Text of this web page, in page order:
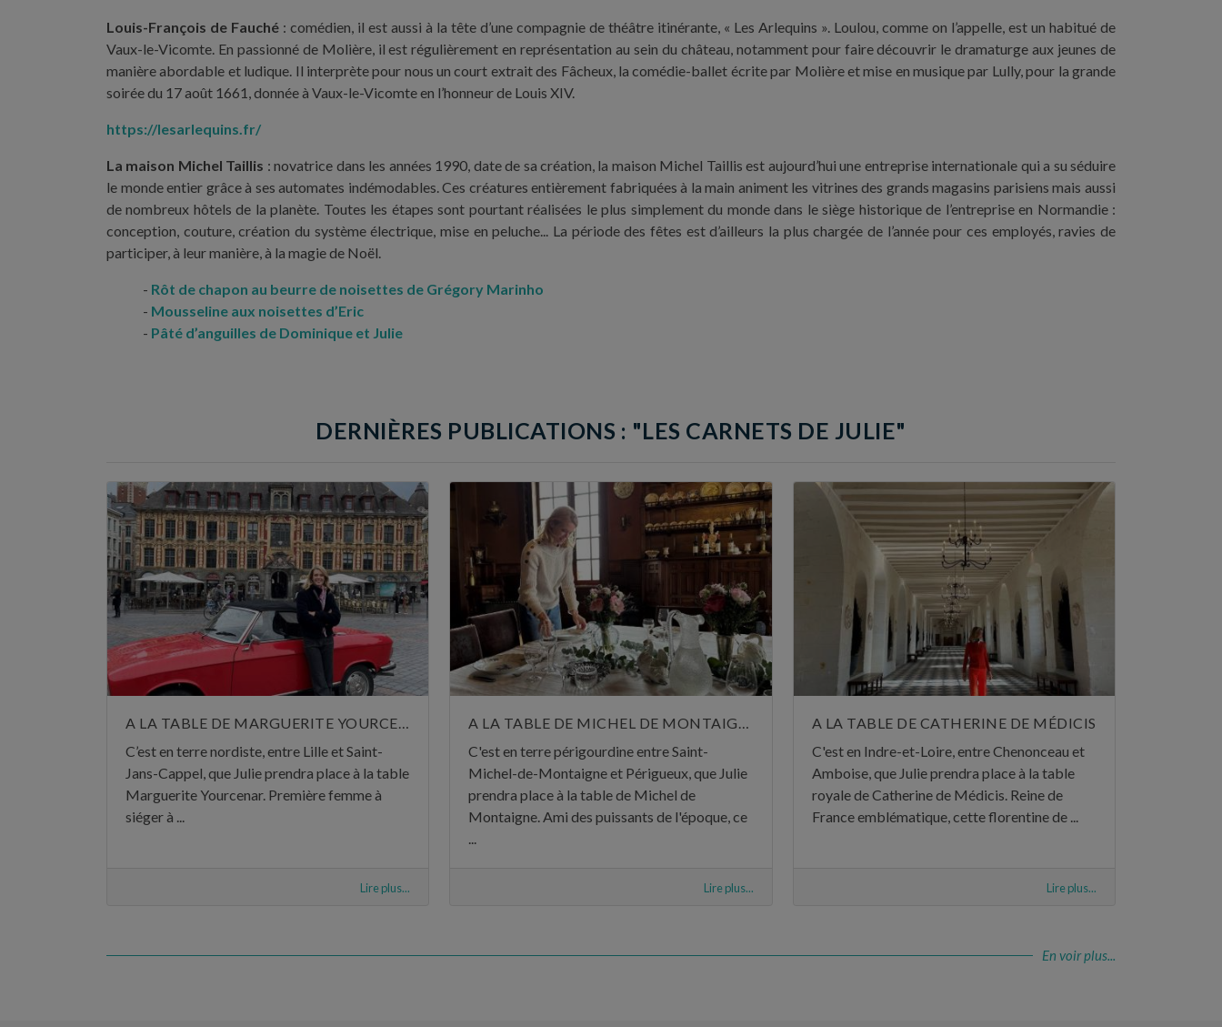
Louis-François de Fauché : comédien, il est aussi à la tête d’une compagnie de théâtre itinérante, « Les Arlequins ». Loulou, comme on l’appelle, est un habitué de
Vaux-le-Vicomte. En passionné de Molière, il est régulièrement en représentation au sein du château, notamment pour faire découvrir le dramaturge aux jeunes de
manière abordable et ludique. Il interprète pour nous un court extrait des Fâcheux, la comédie-ballet écrite par Molière et mise en musique par Lully, pour la grande
soirée du 17 août 1661, donnée à Vaux-le-Vicomte en l’honneur de Louis XIV.
https://lesarlequins.fr/
La maison Michel Taillis : novatrice dans les années 1990, date de sa création, la maison Michel Taillis est aujourd’hui une entreprise internationale qui a su séduire
le monde entier grâce à ses automates indémodables. Ces créatures entièrement fabriquées à la main animent les vitrines des grands magasins parisiens mais aussi
de nombreux hôtels de la planète. Toutes les étapes sont pourtant réalisées le plus simplement du monde dans le siège historique de l’entreprise en Normandie :
conception, couture, création du système électrique, mise en peluche... La période des fêtes est d’ailleurs la plus chargée de l’année pour ces employés, ravies de
participer, à leur manière, à la magie de Noël.
Rôt de chapon au beurre de noisettes de Grégory Marinho
Mousseline aux noisettes d’Eric
Pâté d’anguilles de Dominique et Julie
DERNIÈRES PUBLICATIONS : "LES CARNETS DE JULIE"
C’est en terre nordiste, entre Lille et Saint-
Jans-Cappel, que Julie prendra place à la table
Marguerite Yourcenar. Première femme à
siéger à ...
Lire plus...
C'est en terre périgourdine entre Saint-
Michel-de-Montaigne et Périgueux, que Julie
prendra place à la table de Michel de
Montaigne. Ami des puissants de l'époque, ce
Lire plus...
A LA TABLE DE CATHERINE DE MÉDICIS
C'est en Indre-et-Loire, entre Chenonceau et
Amboise, que Julie prendra place à la table
royale de Catherine de Médicis. Reine de
France emblématique, cette florentine de ...
Lire plus...
En voir plus...